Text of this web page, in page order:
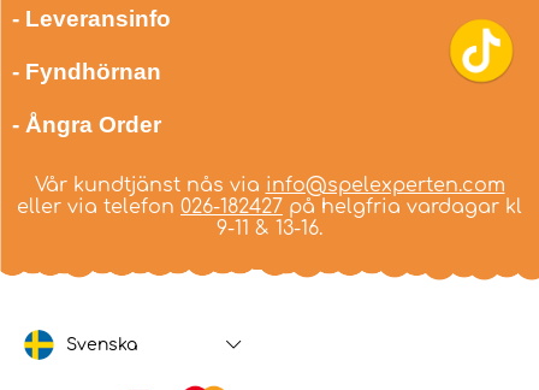
- Leveransinfo
- Fyndhörnan
- Ångra Order
Vår kundtjänst nås via info@spelexperten.com
eller via telefon 026-182427 på helgfria vardagar kl
9-11 & 13-16.
Svenska